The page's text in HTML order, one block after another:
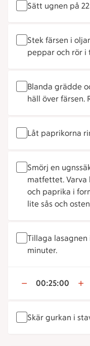
Sätt ugnen på
Stek färsen i
peppar och rör i
Blanda grädde
häll över färsen.
Låt paprikorna
Smörj en
matfettet. Varva
och paprika i
lite sås och
Tillaga lasagnen
minuter.
00:25:00
Skär gurkan i